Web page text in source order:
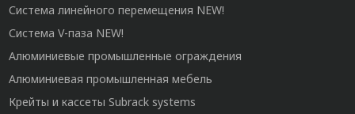
Система линейного перемещения NEW!
Система V-паза NEW!
Алюминиевые промышленные ограждения
Алюминиевая промышленная мебель
Крейты и кассеты Subrack systems